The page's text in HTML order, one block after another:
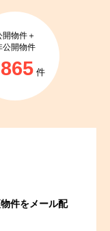
開物件＋
公開物件
件
件をメール配